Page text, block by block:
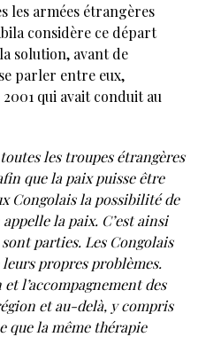
les armées étrangères
considère ce départ
solution, avant de
parler entre eux,
qui avait conduit au
les troupes étrangères
que la paix puisse être
Congolais la possibilité de
la paix. C’est ainsi
parties. Les Congolais
propres problèmes.
l’accompagnement des
et au-delà, y compris
que la même thérapie